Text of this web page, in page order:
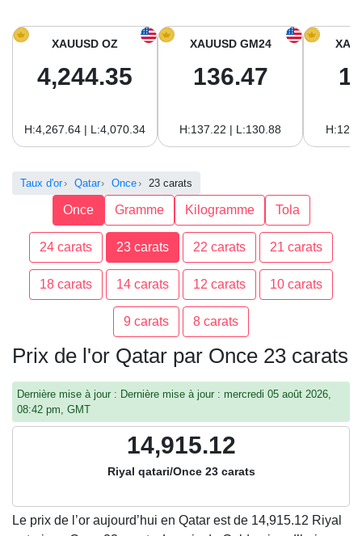
Prix de l’or aujourd’hui en Amérique du Sud
XAUUSD OZ
4,244.35
H:4,267.64 | L:4,070.34
XAUUSD GM24
136.47
H:137.22 | L:130.88
Taux d'or Qatar Once 23 carats
Once Gramme Kilogramme Tola
24 carats 23 carats 22 carats 21 carats
18 carats 14 carats 12 carats 10 carats
9 carats 8 carats
Prix de l'or Qatar par Once 23 carats
Dernière mise à jour : Dernière mise à jour : mercredi 05 août 2026,
08:42 pm, GMT
14,915.12
Riyal qatari/Once 23 carats
Le prix de l’or aujourd’hui en Qatar est de 14,915.12 Riyal